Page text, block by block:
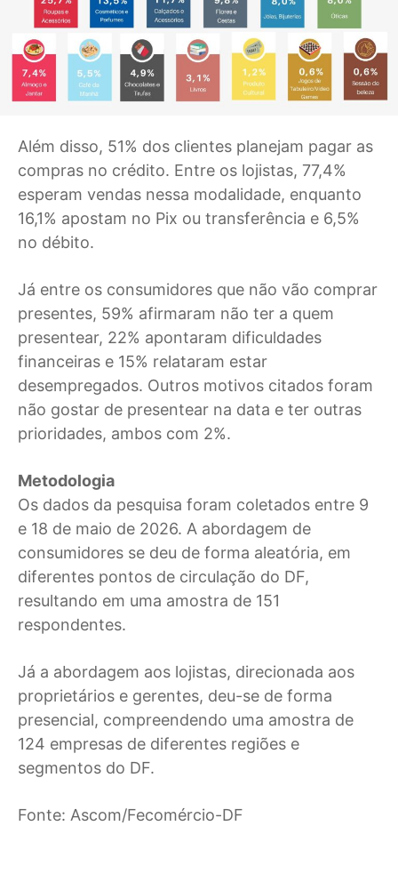
Além disso, 51% dos clientes planejam pagar as
compras no crédito. Entre os lojistas, 77,4%
esperam vendas nessa modalidade, enquanto
16,1% apostam no Pix ou transferência e 6,5%
no débito.
Já entre os consumidores que não vão comprar
presentes, 59% afirmaram não ter a quem
presentear, 22% apontaram dificuldades
financeiras e 15% relataram estar
desempregados. Outros motivos citados foram
não gostar de presentear na data e ter outras
prioridades, ambos com 2%.
Metodologia
Os dados da pesquisa foram coletados entre 9
e 18 de maio de 2026. A abordagem de
consumidores se deu de forma aleatória, em
diferentes pontos de circulação do DF,
resultando em uma amostra de 151
respondentes.
Já a abordagem aos lojistas, direcionada aos
proprietários e gerentes, deu-se de forma
presencial, compreendendo uma amostra de
124 empresas de diferentes regiões e
segmentos do DF.
Fonte: Ascom/Fecomércio-DF